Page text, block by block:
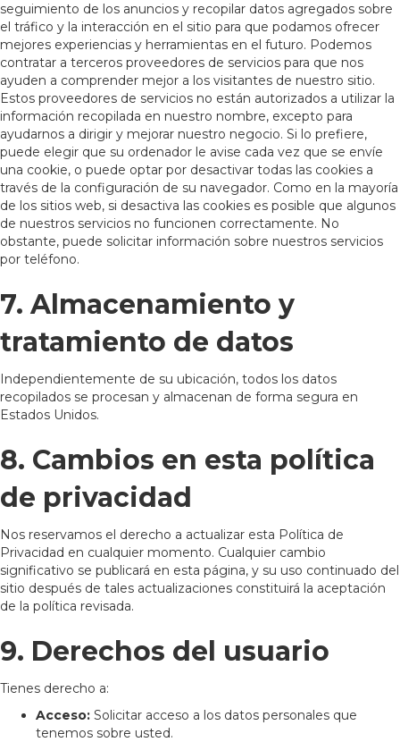
seguimiento de los anuncios y recopilar datos agregados sobre
el tráfico y la interacción en el sitio para que podamos ofrecer
mejores experiencias y herramientas en el futuro. Podemos
contratar a terceros proveedores de servicios para que nos
ayuden a comprender mejor a los visitantes de nuestro sitio.
Estos proveedores de servicios no están autorizados a utilizar la
información recopilada en nuestro nombre, excepto para
ayudarnos a dirigir y mejorar nuestro negocio. Si lo prefiere,
puede elegir que su ordenador le avise cada vez que se envíe
una cookie, o puede optar por desactivar todas las cookies a
través de la configuración de su navegador. Como en la mayoría
de los sitios web, si desactiva las cookies es posible que algunos
de nuestros servicios no funcionen correctamente. No
obstante, puede solicitar información sobre nuestros servicios
por teléfono.
7. Almacenamiento y
tratamiento de datos
Independientemente de su ubicación, todos los datos
recopilados se procesan y almacenan de forma segura en
Estados Unidos.
8. Cambios en esta política
de privacidad
Nos reservamos el derecho a actualizar esta Política de
Privacidad en cualquier momento. Cualquier cambio
significativo se publicará en esta página, y su uso continuado del
sitio después de tales actualizaciones constituirá la aceptación
de la política revisada.
9. Derechos del usuario
Tienes derecho a:
Acceso: Solicitar acceso a los datos personales que
tenemos sobre usted.